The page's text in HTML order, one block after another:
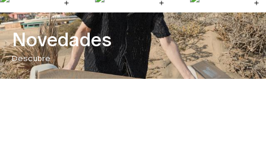
Novedades
Descubre